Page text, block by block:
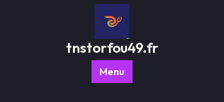
tnstorfou49.fr
Menu